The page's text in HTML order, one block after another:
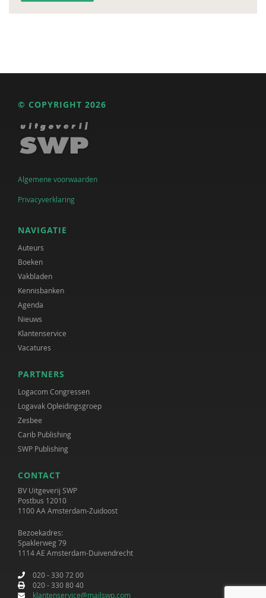
© COPYRIGHT 2026
Algemene voorwaarden
Privacyverklaring
NAVIGATIE
Auteurs
Boeken
Vakbladen
Kennisbanken
Agenda
Nieuws
Klantenservice
Vacatures
PARTNERS
Logacom Congressen
Logavak Opleidingsgroep
Zesbee
Carib Publishing
SWP Publishing
CONTACT
BV Uitgeverij SWP
Postbus 12010
1100 AA Amsterdam-Zuidoost
Bezoekadres:
Spaklerweg 79
1114 AE Amsterdam-Duivendrecht
020 - 330 72 00
020 - 330 80 40
klantenservice@mailswp.com